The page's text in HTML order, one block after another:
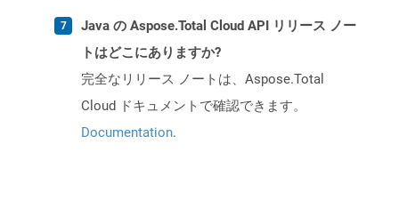
Java の Aspose.Total Cloud API リリース ノー
トはどこにありますか?
完全なリリース ノートは、Aspose.Total
Cloud ドキュメントで確認できます。
Documentation.